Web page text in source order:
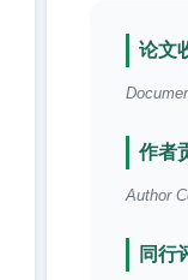
论文
作者
Author
同行